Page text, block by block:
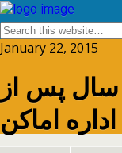
January 22, 2015
پس از
اماکن